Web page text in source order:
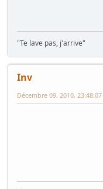
"Te lave pas, j'arrive"
Inv
Décembre 09, 2010, 23:48:07